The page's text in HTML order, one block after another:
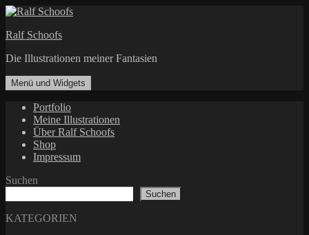
Zum
springen
Ralf Schoofs
Die Illustrationen meiner Fantasien
Menü und Widgets
Portfolio
Meine Illustrationen
Über Ralf Schoofs
Shop
Impressum
Suchen
Suchen
KATEGORIEN